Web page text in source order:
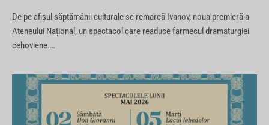
De pe afișul săptămânii culturale se remarcă Ivanov, noua premieră a
Ateneului Național, un spectacol care readuce farmecul dramaturgiei
cehoviene.…